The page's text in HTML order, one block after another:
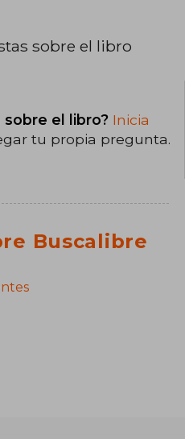
sobre el libro
el libro? Inicia
tu propia pregunta.
Buscalibre